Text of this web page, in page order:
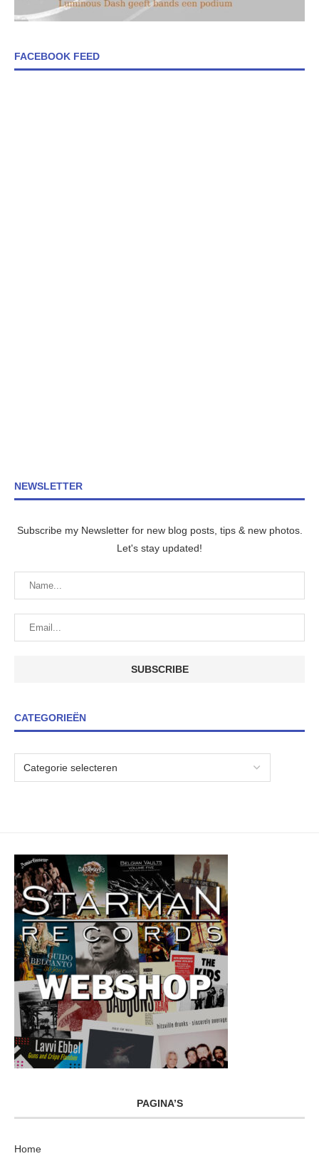
FACEBOOK FEED
NEWSLETTER
Subscribe my Newsletter for new blog posts, tips & new photos.
Let's stay updated!
CATEGORIEËN
PAGINA’S
Home